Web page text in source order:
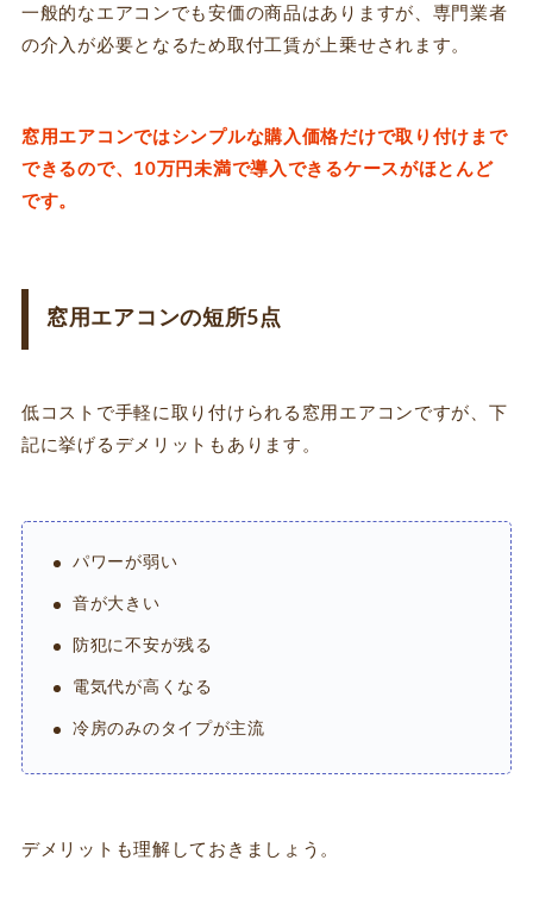
一般的なエアコンでも安価の商品はありますが、専門業者
の介入が必要となるため取付工賃が上乗せされます。
窓用エアコンではシンプルな購入価格だけで取り付けまで
できるので、10万円未満で導入できるケースがほとんど
です。
窓用エアコンの短所5点
低コストで手軽に取り付けられる窓用エアコンですが、下
記に挙げるデメリットもあります。
パワーが弱い
音が大きい
防犯に不安が残る
電気代が高くなる
冷房のみのタイプが主流
デメリットも理解しておきましょう。